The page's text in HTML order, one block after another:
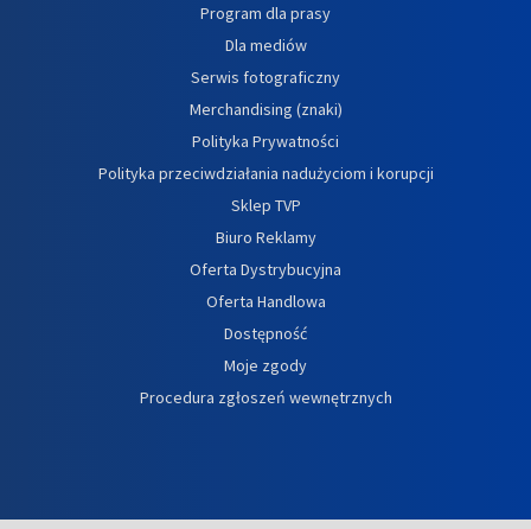
Program dla prasy
Dla mediów
Serwis fotograficzny
Merchandising (znaki)
Polityka Prywatności
Polityka przeciwdziałania nadużyciom i korupcji
Sklep TVP
Biuro Reklamy
Oferta Dystrybucyjna
Oferta Handlowa
Dostępność
Moje zgody
Procedura zgłoszeń wewnętrznych